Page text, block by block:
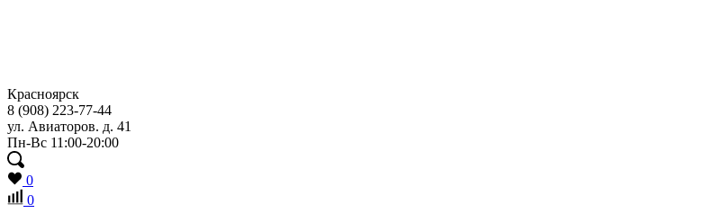
Красноярск
8 (908) 223-77-44
ул. Авиаторов. д. 41
Пн-Вс 11:00-20:00
0
0